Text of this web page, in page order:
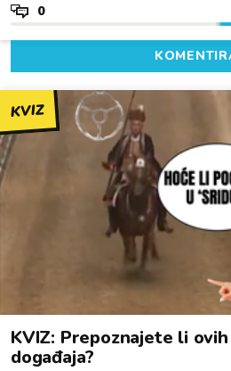
0
KVIZ
KVIZ: Prepoznajete li
događaja?